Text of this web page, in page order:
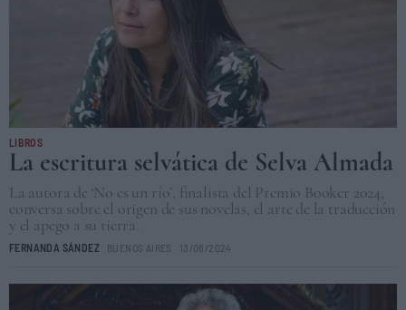
LIBROS
La escritura selvática de Selva Almada
La autora de ‘No es un río’, finalista del Premio Booker 2024,
conversa sobre el origen de sus novelas, el arte de la traducción
y el apego a su tierra.
FERNANDA SÁNDEZ BUENOS AIRES 13/06/2024